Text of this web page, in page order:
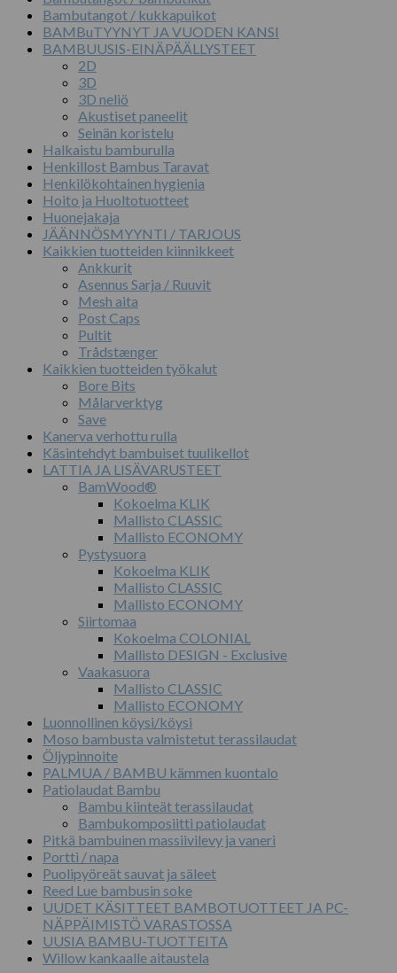
Bambutangot / kukkapuikot
BAMBuTYYNYT JA VUODEN KANSI
BAMBUUSIS-EINÄPÄÄLLYSTEET
2D
3D
3D neliö
Akustiset paneelit
Seinän koristelu
Halkaistu bamburulla
Henkillost Bambus Taravat
Henkilökohtainen hygienia
Hoito ja Huoltotuotteet
Huonejakaja
JÄÄNNÖSMYYNTI / TARJOUS
Kaikkien tuotteiden kiinnikkeet
Ankkurit
Asennus Sarja / Ruuvit
Mesh aita
Post Caps
Pultit
Trådstænger
Kaikkien tuotteiden työkalut
Bore Bits
Målarverktyg
Save
Kanerva verhottu rulla
Käsintehdyt bambuiset tuulikellot
LATTIA JA LISÄVARUSTEET
BamWood®
Kokoelma KLIK
Mallisto CLASSIC
Mallisto ECONOMY
Pystysuora
Kokoelma KLIK
Mallisto CLASSIC
Mallisto ECONOMY
Siirtomaa
Kokoelma COLONIAL
Mallisto DESIGN - Exclusive
Vaakasuora
Mallisto CLASSIC
Mallisto ECONOMY
Luonnollinen köysi/köysi
Moso bambusta valmistetut terassilaudat
Öljypinnoite
PALMUA / BAMBU kämmen kuontalo
Patiolaudat Bambu
Bambu kiinteät terassilaudat
Bambukomposiitti patiolaudat
Pitkä bambuinen massiivilevy ja vaneri
Portti / napa
Puolipyöreät sauvat ja säleet
Reed Lue bambusin soke
UUDET KÄSITTEET BAMBOTUOTTEET JA PC-
NÄPPÄIMISTÖ VARASTOSSA
UUSIA BAMBU-TUOTTEITA
Willow kankaalle aitaustela